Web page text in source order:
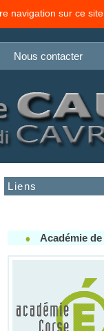
navigation sur ce
Nous contacter
Liens
Académie